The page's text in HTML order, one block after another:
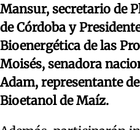
Mansur, secretario de
de Córdoba y
Bioenergética de las
Moisés, senadora
Adam, representante
Bioetanol de Maíz.